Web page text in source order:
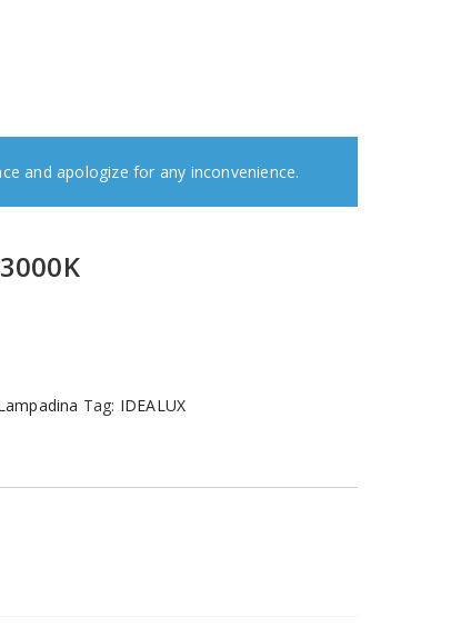
and apologize for any inconvenience.
Tag: IDEALUX